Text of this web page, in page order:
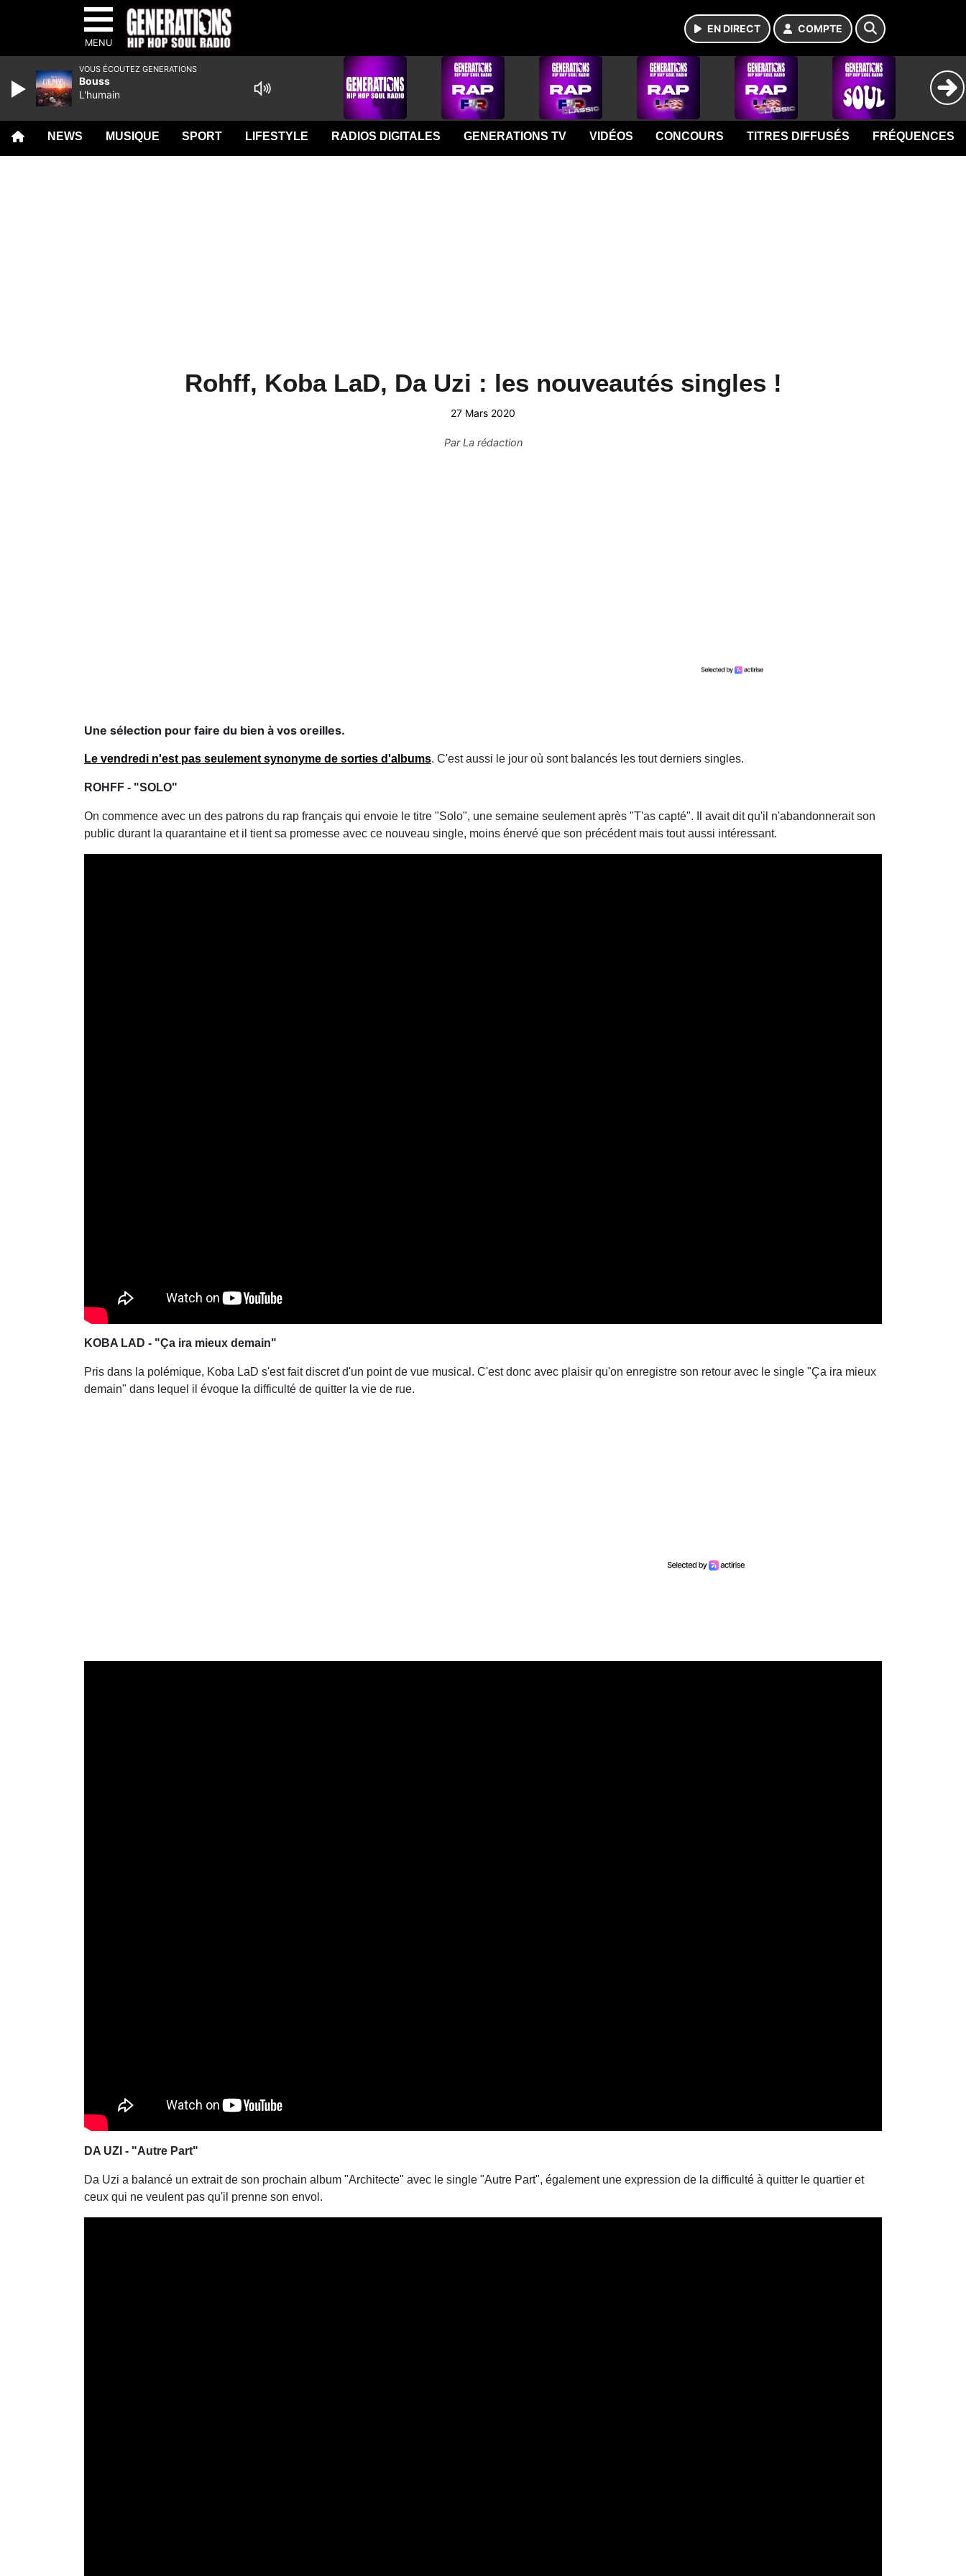
MENU
EN DIRECT COMPTE
NEWS MUSIQUE SPORT LIFESTYLE RADIOS DIGITALES GENERATIONS TV VIDÉOS CONCOURS TITRES DIFFUSÉS FRÉQUENCES
Rohff, Koba LaD, Da Uzi : les nouveautés singles !
27 Mars 2020
ParLa rédaction
Une sélection pour faire du bien à vos oreilles.
Le vendredi n'est pas seulement synonyme de sorties d'albums. C'est aussi le jour où sont balancés les tout derniers singles.
ROHFF - "SOLO"
On commence avec un des patrons du rap français qui envoie le titre "Solo", une semaine seulement après "T'as capté". Il avait dit qu'il n'abandonnerait son
public durant la quarantaine et il tient sa promesse avec ce nouveau single, moins énervé que son précédent mais tout aussi intéressant.
KOBA LAD - "Ça ira mieux demain"
Pris dans la polémique, Koba LaD s'est fait discret d'un point de vue musical. C'est donc avec plaisir qu'on enregistre son retour avec le single "Ça ira mieux
demain" dans lequel il évoque la difficulté de quitter la vie de rue.
DA UZI - "Autre Part"
Da Uzi a balancé un extrait de son prochain album "Architecte" avec le single "Autre Part", également une expression de la difficulté à quitter le quartier et
ceux qui ne veulent pas qu'il prenne son envol.
VOUS ÉCOUTEZ GENERATIONS
Bouss
L'humain